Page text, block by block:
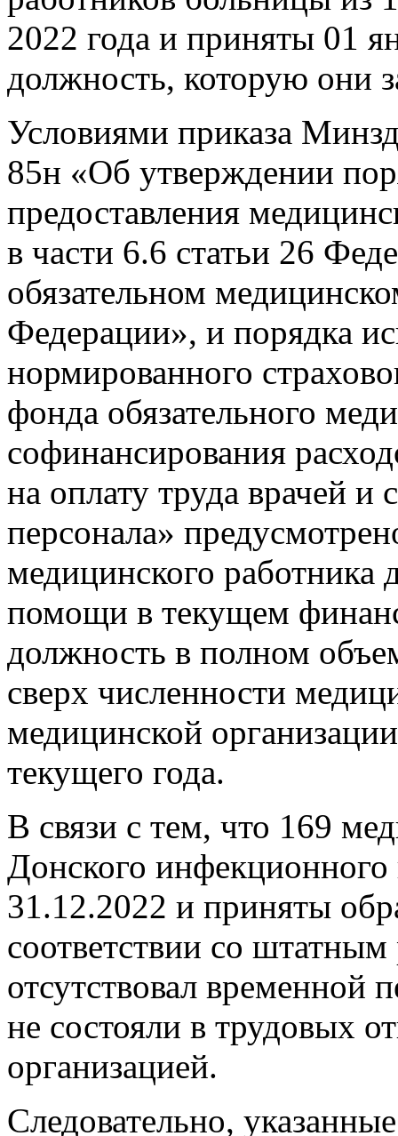
2022 года и приняты 01
должность, которую они
Условиями приказа
85н «Об утверждении
предоставления
в части 6.6 статьи 26
обязательном
Федерации», и порядка
нормированного
фонда обязательного
софинансирования
на оплату труда врачей и
персонала»
медицинского работника
помощи в текущем
должность в полном
сверх численности
медицинской
текущего года.
В связи с тем, что 169
Донского
31.12.2022 и приняты
соответствии со
отсутствовал временной
не состояли в трудовых
организацией.
Следовательно,